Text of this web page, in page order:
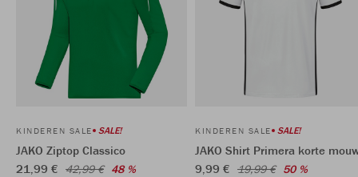
KINDEREN SALE SALE!
JAKO Ziptop Classico
21,99 € 42,99 € 48 %
KINDEREN SALE SALE!
JAKO Shirt Primera korte
9,99 € 19,99 € 50 %